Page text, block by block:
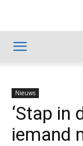
Nieuws
‘Stap in
iemand